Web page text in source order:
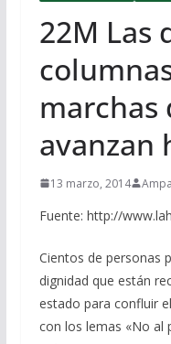
22M Las
marchas
avanzan
13 marzo, 2014
Fuente: http://
Cientos de personas
dignidad que están
estado para confluir
con los lemas «No al